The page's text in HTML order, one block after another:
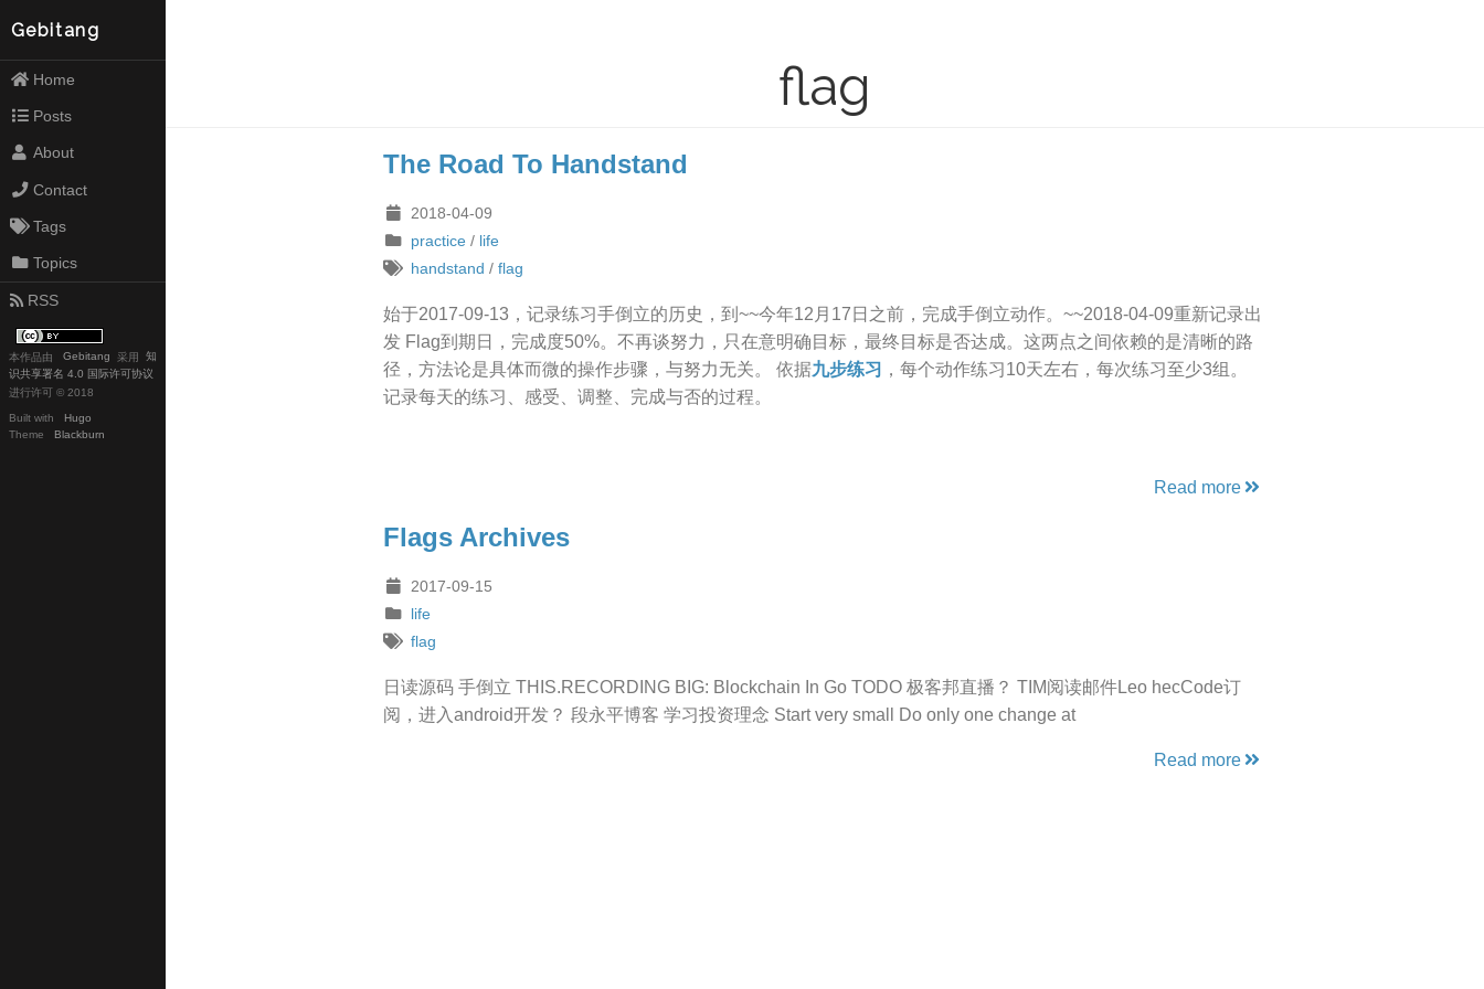
Gebitang
Home
Posts
About
Contact
Tags
Topics
RSS
本作品由 Gebitang 采用
知
识共享署名 4.0 国际许可协议
进行许可 © 2018
Built with
Hugo
Theme
Blackburn
flag
The Road To Handstand
2018-04-09
practice/ life
handstand / flag
始于2017-09-13，记录练习手倒立的历史，到~~今年12月17日之前，完成手倒立动作。~~2018-04-09重新记录出
发 Flag到期日，完成度50%。不再谈努力，只在意明确目标，最终目标是否达成。这两点之间依赖的是清晰的路
径，方法论是具体而微的操作步骤，与努力无关。 依据九步练习 ，每个动作练习10天左右，每次练习至少3组。
记录每天的练习、感受、调整、完成与否的过程。
Read more
Flags Archives
2017-09-15
life
flag
日读源码 手倒立 THIS.RECORDING BIG: Blockchain In Go TODO 极客邦直播？ TIM阅读邮件Leo hecCode订
阅，进入android开发？ 段永平博客 学习投资理念 Start very small Do only one change at
Read more